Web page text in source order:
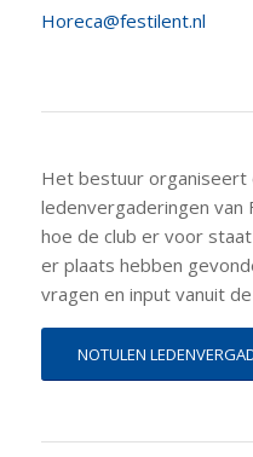
Horeca@festilent.nl
Het bestuur organiseert
ledenvergaderingen
hoe de club er voor
er plaats hebben
vragen en input vanuit
NOTULEN